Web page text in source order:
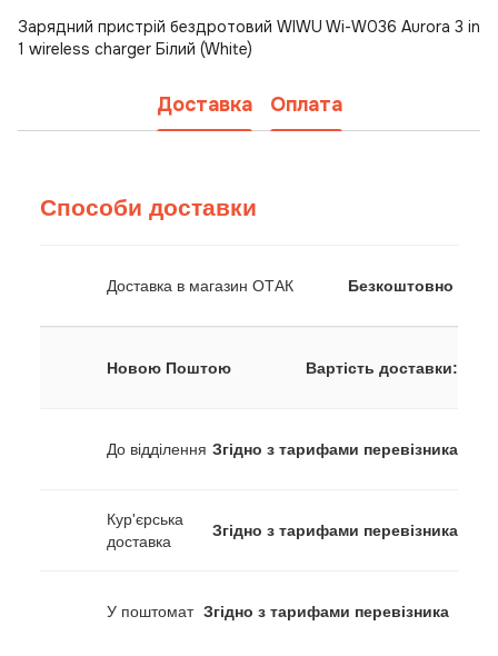
Зарядний пристрій бездротовий WIWU Wi-W036 Aurora 3 in
1 wireless charger Білий (White)
Доставка Оплата
Способи доставки
Доставка в магазин ОТАК Безкоштовно
Новою Поштою Вартість доставки:
До відділення Згідно з тарифами перевізника
Кур'єрська
доставка
Згідно з тарифами перевізника
У поштомат Згідно з тарифами перевізника